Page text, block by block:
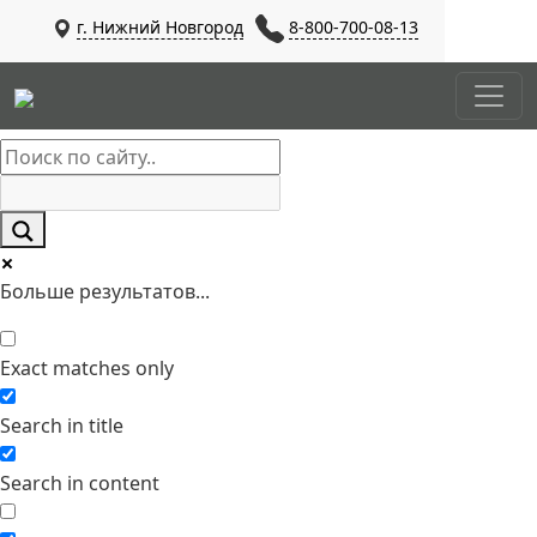
г. Нижний Новгород 8-800-700-08-13
Больше результатов...
Exact matches only
Search in title
Search in content